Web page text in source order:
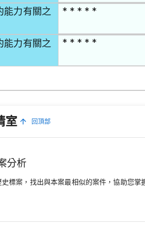
能力有關之
* * * * *
能力有關之
* * * * *
室 回頂部
分析
標案，找出與本案最相似的案件，協助您掌